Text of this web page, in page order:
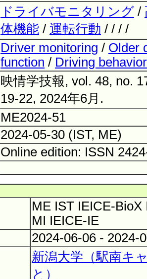
ドライバモニタリング /
体機能 / 運転行動 / / / /
Driver monitoring / Older
function / Driving behavior
映情学技報, vol. 48, no.
19-22, 2024年6月.
ME2024-51
2024-05-30 (IST, ME)
Online edition: ISSN
ME IST IEICE-
MI IEICE-IE
2024-06-06 - 2024-
新潟大学（駅南キ
と）